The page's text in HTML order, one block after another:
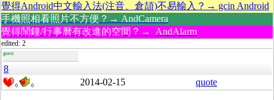
覺得Android中文輸入法(注音、倉頡)不易輸入？→ gcin Android
手機照相看照片不方便？→ AndCamera
覺得鬧鐘/行事曆有改進的空間？→ AndAlarm
edited: 2
guest
8
0 0 2014-02-15 quote